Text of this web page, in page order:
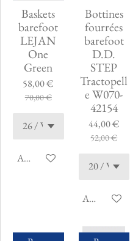
Baskets
barefoot
LEJAN
One
Green
58,00 €
70,00 €
Ajouter au panier
Bottines
fourrées
barefoot
D.D.
STEP
Tractopell
e W070-
42154
44,00 €
52,00 €
Ajouter au